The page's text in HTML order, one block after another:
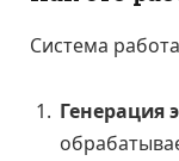
Система
Генерация